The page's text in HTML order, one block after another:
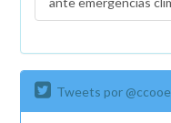
Tweets por